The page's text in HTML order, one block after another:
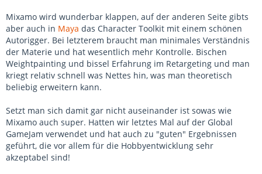
Mixamo wird wunderbar klappen, auf der anderen Seite gibts
aber auch in Maya das Character Toolkit mit einem schönen
Autorigger. Bei letzterem braucht man minimales Verständnis
der Materie und hat wesentlich mehr Kontrolle. Bischen
Weightpainting und bissel Erfahrung im Retargeting und man
kriegt relativ schnell was Nettes hin, was man theoretisch
beliebig erweitern kann.
Setzt man sich damit gar nicht auseinander ist sowas wie
Mixamo auch super. Hatten wir letztes Mal auf der Global
GameJam verwendet und hat auch zu "guten" Ergebnissen
geführt, die vor allem für die Hobbyentwicklung sehr
akzeptabel sind!